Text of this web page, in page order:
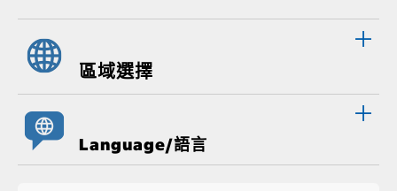
區域選擇
Language/語言